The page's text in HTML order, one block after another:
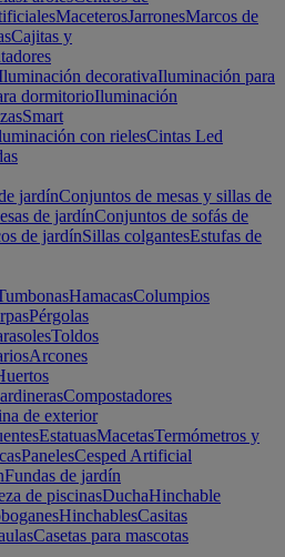
MaceterosJarronesMarcos de
Cajitas y
decorativaIluminación para
dormitorioIluminación
Smart
con rielesCintas Led
jardínConjuntos de mesas y sillas de
de jardínConjuntos de sofás de
de jardínSillas colgantesEstufas de
HamacasColumpios
Pérgolas
Toldos
Arcones
Compostadores
de exterior
EstatuasMacetasTermómetros y
PanelesCesped Artificial
Fundas de jardín
de piscinasDuchaHinchable
HinchablesCasitas
Casetas para mascotas